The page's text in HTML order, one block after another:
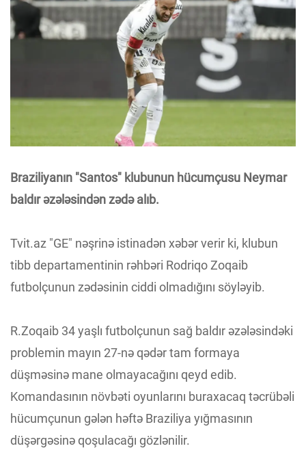
Braziliyanın "Santos" klubunun hücumçusu Neymar
baldır əzələsindən zədə alıb.
Tvit.az "GE" nəşrinə istinadən xəbər verir ki, klubun
tibb departamentinin rəhbəri Rodriqo Zoqaib
futbolçunun zədəsinin ciddi olmadığını söyləyib.
R.Zoqaib 34 yaşlı futbolçunun sağ baldır əzələsindəki
problemin mayın 27-nə qədər tam formaya
düşməsinə mane olmayacağını qeyd edib.
Komandasının növbəti oyunlarını buraxacaq təcrübəli
hücumçunun gələn həftə Braziliya yığmasının
düşərgəsinə qoşulacağı gözlənilir.